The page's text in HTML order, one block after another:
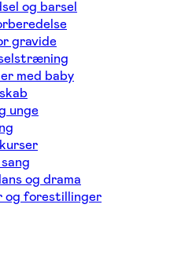
og barsel
gravide
med baby
unge
og drama
og forestillinger